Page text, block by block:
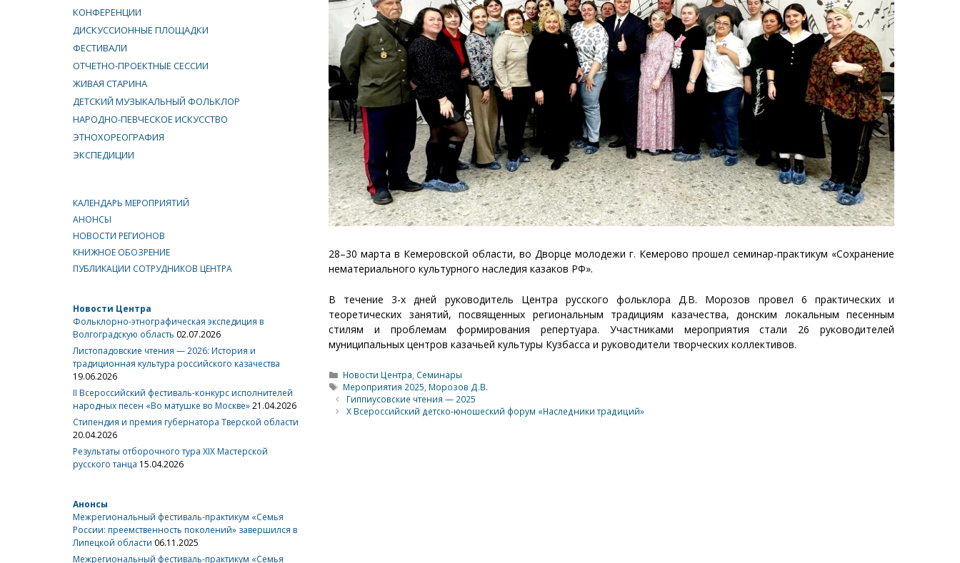
28–30 марта в Кемеровской области, во Дворце молодежи г. Кемерово прошел семинар-практикум «Сохранение
нематериального культурного наследия казаков РФ».
В течение 3-х дней руководитель Центра русского фольклора Д.В. Морозов провел 6 практических и
теоретических занятий, посвященных региональным традициям казачества, донским локальным песенным
стилям и проблемам формирования репертуара. Участниками мероприятия стали 26 руководителей
муниципальных центров казачьей культуры Кузбасса и руководители творческих коллективов.
Рубрики
Новости Центра Семинары
Метки
Мероприятия 2025 Морозов Д.В.
Гиппиусовские чтения — 2025
X Всероссийский детско-юношеский форум «Наследники традиций»
КОНФЕРЕНЦИИ
ДИСКУССИОННЫЕ ПЛОЩАДКИ
ФЕСТИВАЛИ
ОТЧЕТНО-ПРОЕКТНЫЕ СЕССИИ
ЖИВАЯ СТАРИНА
ДЕТСКИЙ МУЗЫКАЛЬНЫЙ ФОЛЬКЛОР
НАРОДНО-ПЕВЧЕСКОЕ ИСКУССТВО
ЭТНОХОРЕОГРАФИЯ
ЭКСПЕДИЦИИ
КАЛЕНДАРЬ МЕРОПРИЯТИЙ
АНОНСЫ
НОВОСТИ РЕГИОНОВ
КНИЖНОЕ ОБОЗРЕНИЕ
ПУБЛИКАЦИИ СОТРУДНИКОВ ЦЕНТРА
Новости Центра
Фольклорно-этнографическая экспедиция в
Волгоградскую область 02.07.2026
Листопадовские чтения — 2026: История и
традиционная культура российского казачества
19.06.2026
II Всероссийский фестиваль-конкурс исполнителей
народных песен «Во матушке во Москве»21.04.2026
Стипендия и премия губернатора Тверской области
20.04.2026
Результаты отборочного тура XIX Мастерской
русского танца 15.04.2026
Анонсы
Межрегиональный фестиваль-практикум «Семья
России: преемственность поколений» завершился в
Липецкой области 06.11.2025
Межрегиональный фестиваль-практикум «Семья